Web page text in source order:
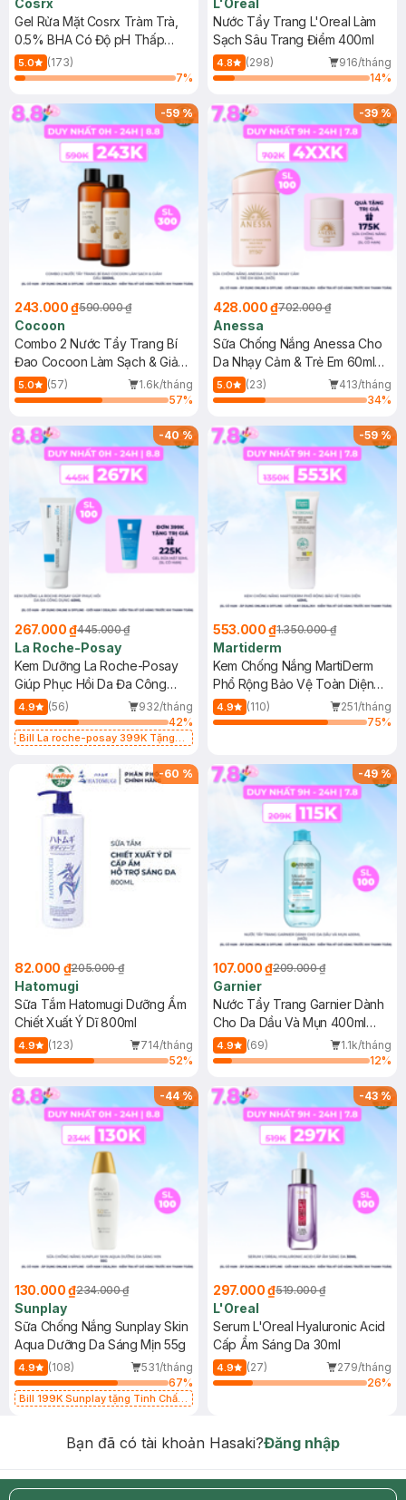
Cosrx
Gel Rửa Mặt Cosrx Tràm Trà,
0.5% BHA Có Độ pH Thấp
150ml
5.0
(173)
7%
L'Oreal
Nước Tẩy Trang L'Oreal Làm
Sạch Sâu Trang Điểm 400ml
4.8 (298)
916/tháng
14%
-59%
243.000 ₫590.000 ₫
Cocoon
Combo 2 Nước Tẩy Trang Bí
Đao Cocoon Làm Sạch & Giảm
Dầu 500ml
5.0 (57)
1.6k/tháng
57%
-39%
428.000 ₫702.000 ₫
Anessa
Sữa Chống Nắng Anessa Cho
Da Nhạy Cảm & Trẻ Em 60ml
(Mới)
5.0 (23)
413/tháng
34%
-40%
267.000 ₫445.000 ₫
La Roche-Posay
Kem Dưỡng La Roche-Posay
Giúp Phục Hồi Da Đa Công
Dụng 40ml
4.9 (56)
932/tháng
42%
Bill La roche-posay 399K Tặng
(SL có hạn)
-59%
553.000 ₫1.350.000 ₫
Martiderm
Kem Chống Nắng MartiDerm
Phổ Rộng Bảo Vệ Toàn Diện
40ml
4.9 (110)
251/tháng
75%
-60 %
82.000 ₫205.000 ₫
Hatomugi
Sữa Tắm Hatomugi Dưỡng Ẩm
Chiết Xuất Ý Dĩ 800ml
4.9 (123)
714/tháng
52%
-49%
107.000 ₫209.000 ₫
Garnier
Nước Tẩy Trang Garnier Dành
Cho Da Dầu Và Mụn 400ml
(Mới)
4.9 (69)
1.1k/tháng
12%
-44%
130.000 ₫234.000 ₫
Sunplay
Sữa Chống Nắng Sunplay Skin
Aqua Dưỡng Da Sáng Mịn 55g
4.9 (108)
531/tháng
67%
Bill 199K Sunplay tặng Tinh Chất
-43%
297.000 ₫519.000 ₫
L'Oreal
Serum L'Oreal Hyaluronic Acid
Cấp Ẩm Sáng Da 30ml
4.9 (27)
279/tháng
26%
Bạn đã có tài khoản Hasaki?Đăng nhập